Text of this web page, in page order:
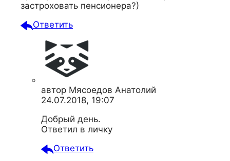
застроховать пенсионера?)
Ответить
автор Мясоедов Анатолий
24.07.2018, 19:07
Добрый день.
Ответил в личку
Ответить